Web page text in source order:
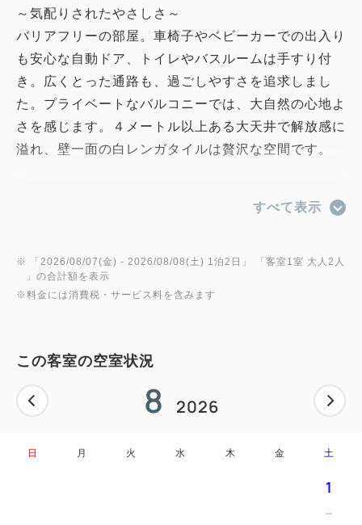
～気配りされたやさしさ～
バリアフリーの部屋。車椅子やベビーカーでの出入り
も安心な自動ドア、トイレやバスルームは手すり付
き。広くとった通路も、過ごしやすさを追求しまし
た。プライベートなバルコニーでは、大自然の心地よ
さを感じます。４メートル以上ある大天井で解放感に
溢れ、壁一面の白レンガタイルは贅沢な空間です。
・SIMMONSセミダブルベッド（W1200mm）×2
・琺瑯バスタブ・シャワー・トイレ・洗面
・デイベッド
・自動ドア（開口90cm）
エアコン／冷蔵庫／ダイソンヘアドライヤー／BOSE
コンポ ／客室用スマートフォン／ケトル（ バルミュ
すべて表示
※ 「 2026/08/07(金) - 2026/08/08(土) 1泊2日 」 「客室1室 大人2人
」の合計額を表示
※料金には消費税・サービス料を含みます
この客室の空室状況
8 2026
日 月 火 水 木 金 土
1